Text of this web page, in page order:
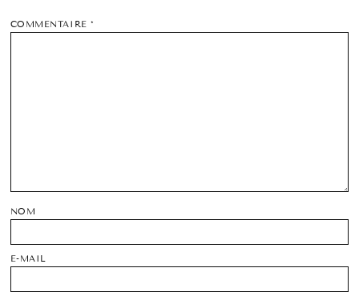
COMMENTAIRE*
NOM
E-MAIL